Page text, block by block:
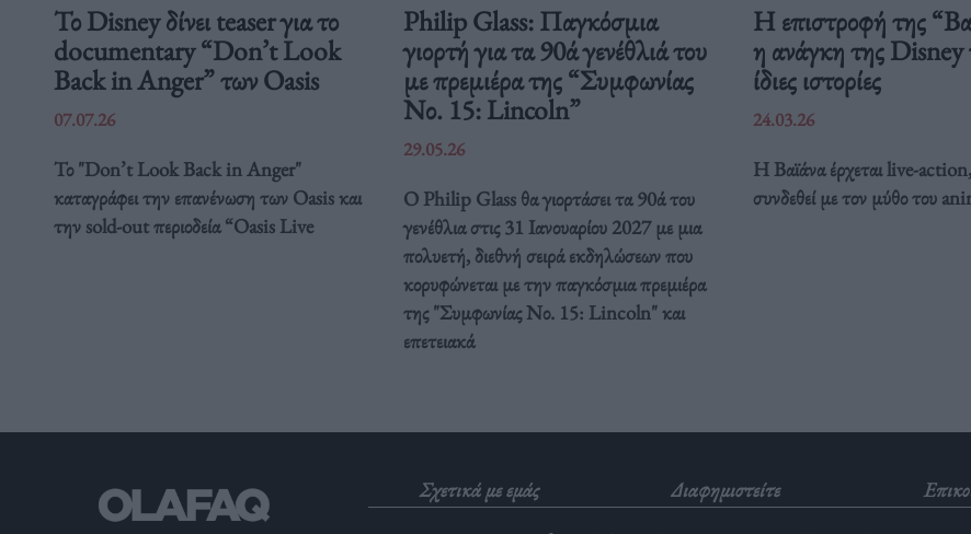
Το Disney δίνει teaser για το
documentary “Don’t Look
Back in Anger” των Oasis
07.07.26
Το "Don’t Look Back in Anger"
καταγράφει την επανένωση των Oasis και
την sold-out περιοδεία “Oasis Live
Philip Glass: Παγκόσμια
γιορτή για τα 90ά γενέθλιά του
με πρεμιέρα της “Συμφωνίας
Νο. 15: Lincoln”
29.05.26
Ο Philip Glass θα γιορτάσει τα 90ά του
γενέθλια στις 31 Ιανουαρίου 2027 με μια
πολυετή, διεθνή σειρά εκδηλώσεων που
κορυφώνεται με την παγκόσμια πρεμιέρα
της "Συμφωνίας Νο. 15: Lincoln" και
επετειακά
Η επιστροφή της
η ανάγκη της Disney
ίδιες ιστορίες
24.03.26
Η Βαϊάνα έρχεται live-
συνδεθεί με τον μύθο του
Σχετικά με εμάς Διαφημιστείτε